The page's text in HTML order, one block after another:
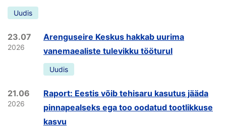
Uudis
23.07
2026
Arenguseire Keskus hakkab uurima
vanemaealiste tulevikku tööturul
Uudis
21.06
2026
Raport: Eestis võib tehisaru kasutus jääda
pinnapealseks ega too oodatud tootlikkuse
kasvu